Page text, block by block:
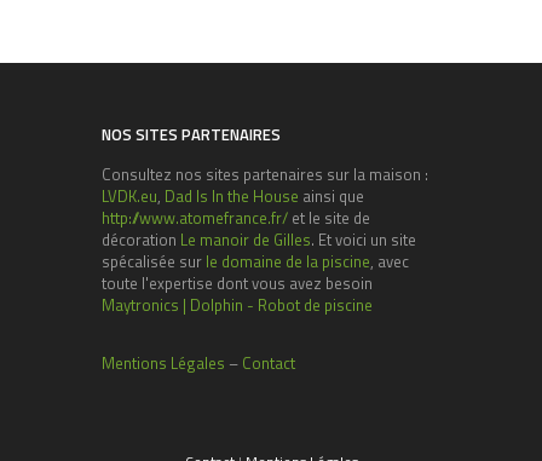
NOS SITES PARTENAIRES
Consultez nos sites partenaires sur la maison :
LVDK.eu, Dad Is In the House ainsi que
http://www.atomefrance.fr/ et le site de
décoration Le manoir de Gilles. Et voici un site
spécalisée sur le domaine de la piscine, avec
toute l'expertise dont vous avez besoin
Maytronics | Dolphin - Robot de piscine
Mentions Légales – Contact